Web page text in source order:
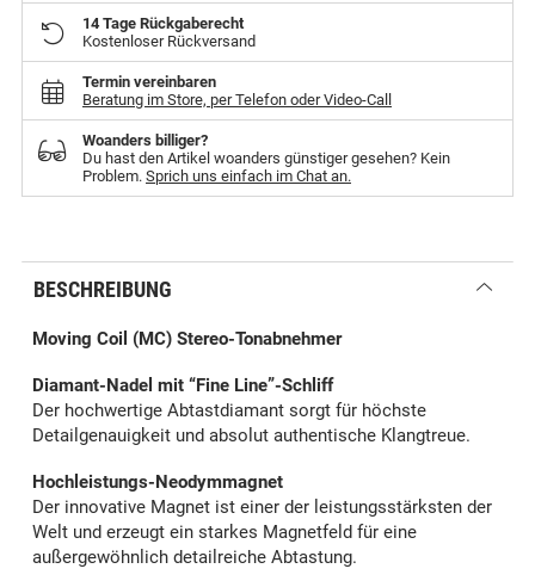
14 Tage Rückgaberecht
Kostenloser Rückversand
Termin vereinbaren
Beratung im Store, per Telefon oder Video-Call
Woanders billiger?
Du hast den Artikel woanders günstiger gesehen? Kein
Problem. Sprich uns einfach im Chat an.
BESCHREIBUNG
Moving Coil (MC) Stereo-Tonabnehmer
Diamant-Nadel mit “Fine Line”-Schliff
Der hochwertige Abtastdiamant sorgt für höchste
Detailgenauigkeit und absolut authentische Klangtreue.
Hochleistungs-Neodymmagnet
Der innovative Magnet ist einer der leistungsstärksten der
Welt und erzeugt ein starkes Magnetfeld für eine
außergewöhnlich detailreiche Abtastung.